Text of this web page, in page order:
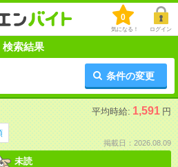
0
気になる！ ログイン
検索結果
条件の変更
平均時給: 1,591 円
掲載日：2026.08.09
未読